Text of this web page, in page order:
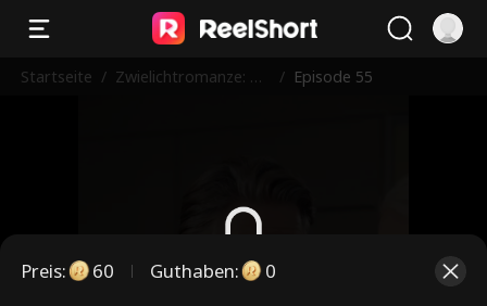
Startseite / Zwielichtromanze: Bli
/ Episode 55
Preis: 60 Guthaben: 0